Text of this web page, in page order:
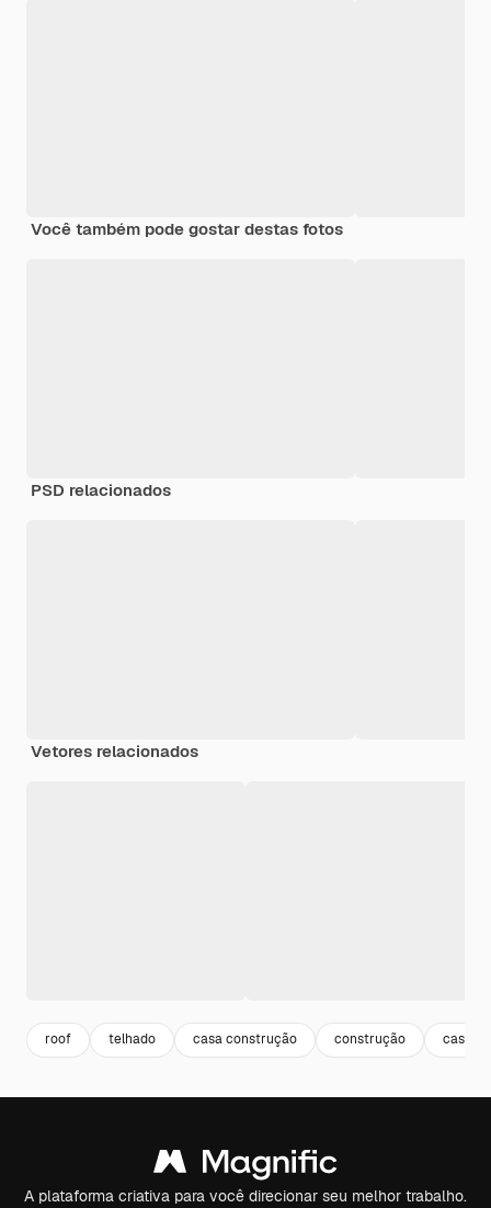
Você também pode gostar destas fotos
PSD relacionados
Vetores relacionados
roof telhado casa construção construção casa
A plataforma criativa para você direcionar seu melhor trabalho.